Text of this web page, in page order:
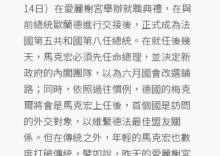
14日）在愛麗榭宮舉辦就職典禮，在與
前總統歐蘭德進行交接後，正式成為法
國第五共和國第八任總統。在就任後幾
天，馬克宏必須先任命總理，並決定新
政府的內閣團隊，以為六月國會改選鋪
路；同時，依照過往慣例，德國的梅克
爾將會是馬克宏上任後，首個國是訪問
的外交對象，以維繫德法最佳盟友關
係。但在傳統之外，年輕的馬克宏也數